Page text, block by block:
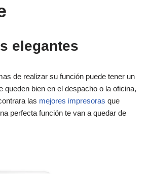
elegantes
de realizar su función puede tener un
queden bien en el despacho o la oficina,
las mejores impresoras que
perfecta función te van a quedar de